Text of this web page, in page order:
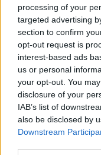
processing of your
targeted advertising
section to confirm
opt-out request is
interest-based ads
us or personal
your opt-out. You
disclosure of your
IAB’s list of
also be disclosed by
Downstream
Seguici su Google Discover
Segui
Scegli